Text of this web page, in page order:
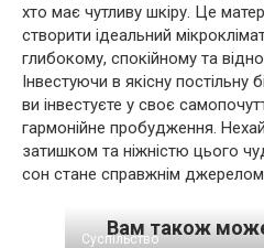
хто має чутливу шкіру. Це
створити ідеальний
глибокому, спокійному та
Інвестуючи в якісну постільну
ви інвестуєте у своє
гармонійне пробудження.
затишком та ніжністю цього
сон стане справжнім
Вам також
Суспільство